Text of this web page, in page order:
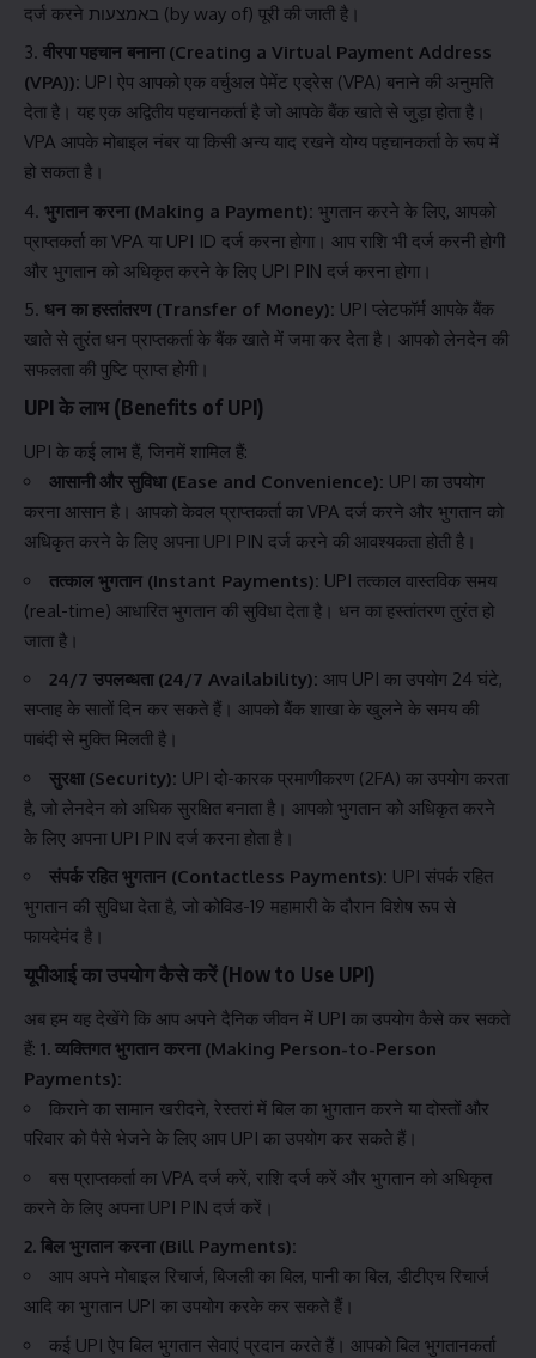
दर्ज करने באמצעות (by way of) पूरी की जाती है।
वीरपा पहचान बनाना (Creating a Virtual Payment Address
(VPA)): UPI ऐप आपको एक वर्चुअल पेमेंट एड्रेस (VPA) बनाने की अनुमति
देता है। यह एक अद्वितीय पहचानकर्ता है जो आपके बैंक खाते से जुड़ा होता है।
VPA आपके मोबाइल नंबर या किसी अन्य याद रखने योग्य पहचानकर्ता के रूप में
हो सकता है।
भुगतान करना (Making a Payment): भुगतान करने के लिए, आपको
प्राप्तकर्ता का VPA या UPI ID दर्ज करना होगा। आप राशि भी दर्ज करनी होगी
और भुगतान को अधिकृत करने के लिए UPI PIN दर्ज करना होगा।
धन का हस्तांतरण (Transfer of Money): UPI प्लेटफॉर्म आपके बैंक
खाते से तुरंत धन प्राप्तकर्ता के बैंक खाते में जमा कर देता है। आपको लेनदेन की
सफलता की पुष्टि प्राप्त होगी।
UPI के लाभ (Benefits of UPI)
UPI के कई लाभ हैं, जिनमें शामिल हैं:
आसानी और सुविधा (Ease and Convenience): UPI का उपयोग
करना आसान है। आपको केवल प्राप्तकर्ता का VPA दर्ज करने और भुगतान को
अधिकृत करने के लिए अपना UPI PIN दर्ज करने की आवश्यकता होती है।
तत्काल भुगतान (Instant Payments): UPI तत्काल वास्तविक समय
(real-time) आधारित भुगतान की सुविधा देता है। धन का हस्तांतरण तुरंत हो
जाता है।
24/7 उपलब्धता (24/7 Availability): आप UPI का उपयोग 24 घंटे,
सप्ताह के सातों दिन कर सकते हैं। आपको बैंक शाखा के खुलने के समय की
पाबंदी से मुक्ति मिलती है।
सुरक्षा (Security): UPI दो-कारक प्रमाणीकरण (2FA) का उपयोग करता
है, जो लेनदेन को अधिक सुरक्षित बनाता है। आपको भुगतान को अधिकृत करने
के लिए अपना UPI PIN दर्ज करना होता है।
संपर्क रहित भुगतान (Contactless Payments): UPI संपर्क रहित
भुगतान की सुविधा देता है, जो कोविड-19 महामारी के दौरान विशेष रूप से
फायदेमंद है।
यूपीआई का उपयोग कैसे करें (How to Use UPI)
अब हम यह देखेंगे कि आप अपने दैनिक जीवन में UPI का उपयोग कैसे कर सकते
हैं: 1. व्यक्तिगत भुगतान करना (Making Person-to-Person
Payments):
किराने का सामान खरीदने, रेस्तरां में बिल का भुगतान करने या दोस्तों और
परिवार को पैसे भेजने के लिए आप UPI का उपयोग कर सकते हैं।
बस प्राप्तकर्ता का VPA दर्ज करें, राशि दर्ज करें और भुगतान को अधिकृत
करने के लिए अपना UPI PIN दर्ज करें।
2. बिल भुगतान करना (Bill Payments):
आप अपने मोबाइल रिचार्ज, बिजली का बिल, पानी का बिल, डीटीएच रिचार्ज
आदि का भुगतान UPI का उपयोग करके कर सकते हैं।
कई UPI ऐप बिल भुगतान सेवाएं प्रदान करते हैं। आपको बिल भुगतानकर्ता